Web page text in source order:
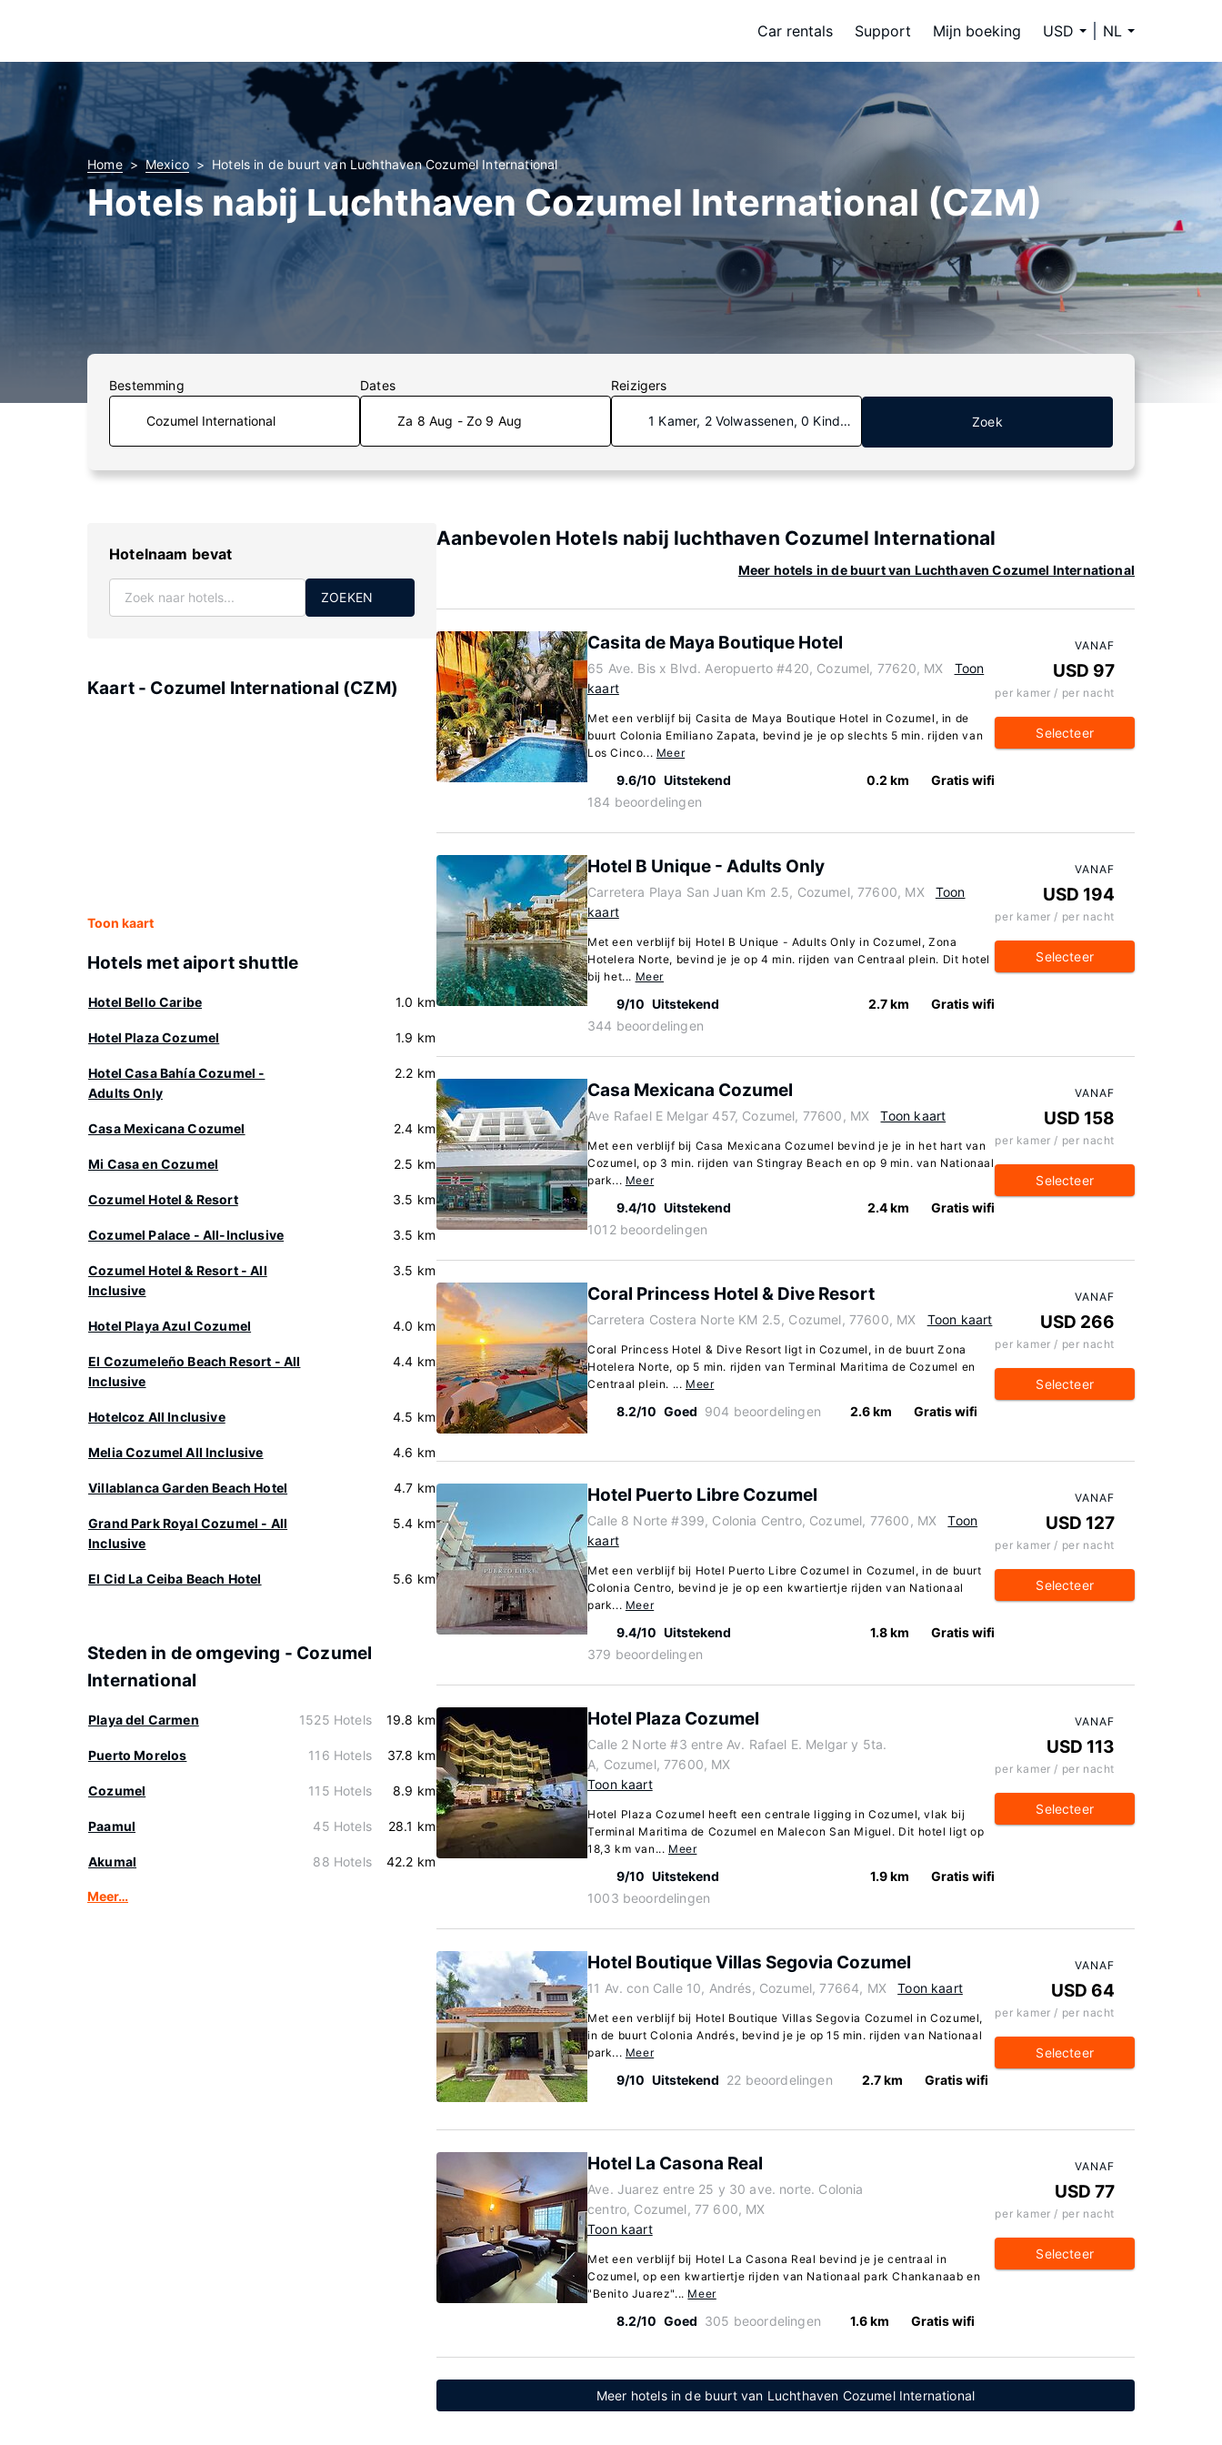
Car rentals Support Mijn boeking USD NL
Home Mexico Hotels in de buurt van Luchthaven Cozumel International
Hotels nabij Luchthaven Cozumel International (CZM)
Bestemming Dates
Za 8 Aug - Zo 9 Aug
Reizigers
1 Kamer, 2 Volwassenen, 0 Kinderen Zoek
Hotelnaam bevat
ZOEKEN
Kaart - Cozumel International (CZM)
Toon kaart
Hotels met aiport shuttle
Hotel Bello Caribe 1.0 km
Hotel Plaza Cozumel 1.9 km
Hotel Casa Bahía Cozumel -
Adults Only
2.2 km
Casa Mexicana Cozumel 2.4 km
Mi Casa en Cozumel 2.5 km
Cozumel Hotel & Resort 3.5 km
Cozumel Palace - All-Inclusive 3.5 km
Cozumel Hotel & Resort - All
Inclusive
3.5 km
Hotel Playa Azul Cozumel 4.0 km
El Cozumeleño Beach Resort - All
Inclusive
4.4 km
Hotelcoz All Inclusive 4.5 km
Melia Cozumel All Inclusive 4.6 km
Villablanca Garden Beach Hotel 4.7 km
Grand Park Royal Cozumel - All
Inclusive
5.4 km
El Cid La Ceiba Beach Hotel 5.6 km
Steden in de omgeving - Cozumel
International
Playa del Carmen 1525 Hotels 19.8 km
Puerto Morelos 116 Hotels 37.8 km
Cozumel 115 Hotels 8.9 km
Paamul 45 Hotels 28.1 km
Akumal 88 Hotels 42.2 km
Meer…
Aanbevolen Hotels nabij luchthaven Cozumel International
Meer hotels in de buurt van Luchthaven Cozumel International
Casita de Maya Boutique Hotel
65 Ave. Bis x Blvd. Aeropuerto #420, Cozumel, 77620, MX
Toon
kaart
Met een verblijf bij Casita de Maya Boutique Hotel in Cozumel, in de
buurt Colonia Emiliano Zapata, bevind je je op slechts 5 min. rijden van
Los Cinco... Meer
9.6/10 Uitstekend
184 beoordelingen
0.2 km Gratis wifi
VANAF
USD 97
per kamer / per nacht
Selecteer
Hotel B Unique - Adults Only
Carretera Playa San Juan Km 2.5, Cozumel, 77600, MX
Toon
kaart
Met een verblijf bij Hotel B Unique - Adults Only in Cozumel, Zona
Hotelera Norte, bevind je je op 4 min. rijden van Centraal plein. Dit hotel
bij het... Meer
9/10 Uitstekend
344 beoordelingen
2.7 km Gratis wifi
VANAF
USD 194
per kamer / per nacht
Selecteer
Casa Mexicana Cozumel
Ave Rafael E Melgar 457, Cozumel, 77600, MX Toon kaart
Met een verblijf bij Casa Mexicana Cozumel bevind je je in het hart van
Cozumel, op 3 min. rijden van Stingray Beach en op 9 min. van Nationaal
park... Meer
9.4/10 Uitstekend
1012 beoordelingen
2.4 km Gratis wifi
VANAF
USD 158
per kamer / per nacht
Selecteer
Coral Princess Hotel & Dive Resort
Carretera Costera Norte KM 2.5, Cozumel, 77600, MX Toon kaart
Coral Princess Hotel & Dive Resort ligt in Cozumel, in de buurt Zona
Hotelera Norte, op 5 min. rijden van Terminal Maritima de Cozumel en
Centraal plein. ... Meer
8.2/10 Goed 904 beoordelingen 2.6 km Gratis wifi
VANAF
USD 266
per kamer / per nacht
Selecteer
Hotel Puerto Libre Cozumel
Calle 8 Norte #399, Colonia Centro, Cozumel, 77600, MX
Toon
kaart
Met een verblijf bij Hotel Puerto Libre Cozumel in Cozumel, in de buurt
Colonia Centro, bevind je je op een kwartiertje rijden van Nationaal
park... Meer
9.4/10 Uitstekend
379 beoordelingen
1.8 km Gratis wifi
VANAF
USD 127
per kamer / per nacht
Selecteer
Hotel Plaza Cozumel
Calle 2 Norte #3 entre Av. Rafael E. Melgar y 5ta.
A, Cozumel, 77600, MX
Toon kaart
Hotel Plaza Cozumel heeft een centrale ligging in Cozumel, vlak bij
Terminal Maritima de Cozumel en Malecon San Miguel. Dit hotel ligt op
18,3 km van... Meer
9/10 Uitstekend
1003 beoordelingen
1.9 km Gratis wifi
VANAF
USD 113
per kamer / per nacht
Selecteer
Hotel Boutique Villas Segovia Cozumel
11 Av. con Calle 10, Andrés, Cozumel, 77664, MX Toon kaart
Met een verblijf bij Hotel Boutique Villas Segovia Cozumel in Cozumel,
in de buurt Colonia Andrés, bevind je je op 15 min. rijden van Nationaal
park... Meer
9/10 Uitstekend 22 beoordelingen 2.7 km Gratis wifi
VANAF
USD 64
per kamer / per nacht
Selecteer
Hotel La Casona Real
Ave. Juarez entre 25 y 30 ave. norte. Colonia
centro, Cozumel, 77 600, MX
Toon kaart
Met een verblijf bij Hotel La Casona Real bevind je je centraal in
Cozumel, op een kwartiertje rijden van Nationaal park Chankanaab en
"Benito Juarez"... Meer
8.2/10 Goed 305 beoordelingen 1.6 km Gratis wifi
VANAF
USD 77
per kamer / per nacht
Selecteer
Meer hotels in de buurt van Luchthaven Cozumel International